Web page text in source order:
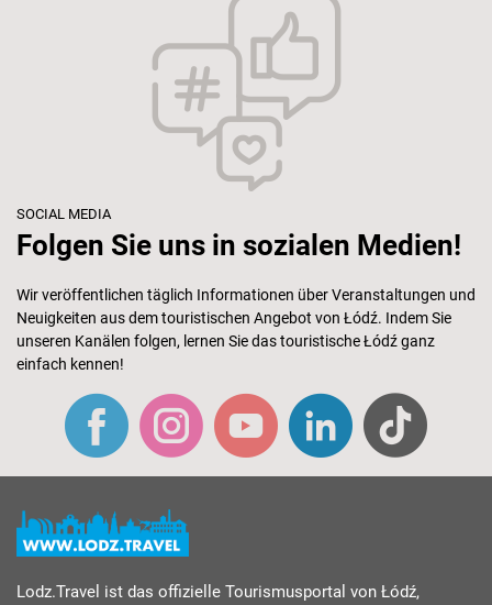
SOCIAL MEDIA
Folgen Sie uns in sozialen Medien!
Wir veröffentlichen täglich Informationen über Veranstaltungen und
Neuigkeiten aus dem touristischen Angebot von Łódź. Indem Sie
unseren Kanälen folgen, lernen Sie das touristische Łódź ganz
einfach kennen!
Lodz.Travel ist das offizielle Tourismusportal von Łódź,